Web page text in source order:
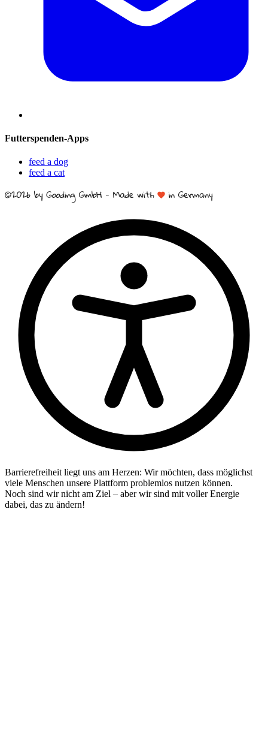
Futterspenden-Apps
feed a dog
feed a cat
Barrierefreiheit liegt uns am Herzen: Wir möchten, dass möglichst
viele Menschen unsere Plattform problemlos nutzen können.
Noch sind wir nicht am Ziel – aber wir sind mit voller Energie
dabei, das zu ändern!